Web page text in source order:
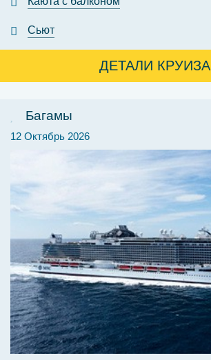
Сьют
ДЕТАЛИ КРУИЗА
Багамы
12 Октябрь 2026